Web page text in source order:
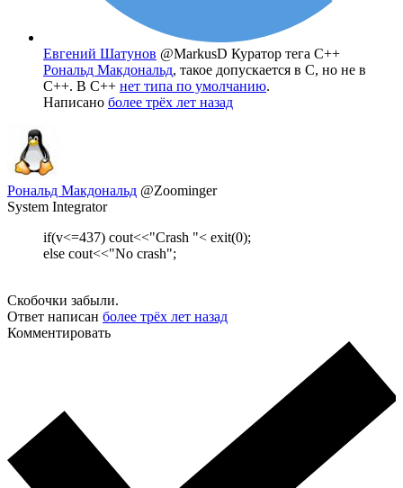
Евгений Шатунов @MarkusD Куратор тега C++
Рональд Макдональд, такое допускается в C, но не в
C++. В C++ нет типа по умолчанию.
Написано более трёх лет назад
Рональд Макдональд @Zoominger
System Integrator
if(v<=437) cout<<"Crash "< exit(0);
else cout<<"No crash";
Скобочки забыли.
Ответ написан более трёх лет назад
Комментировать